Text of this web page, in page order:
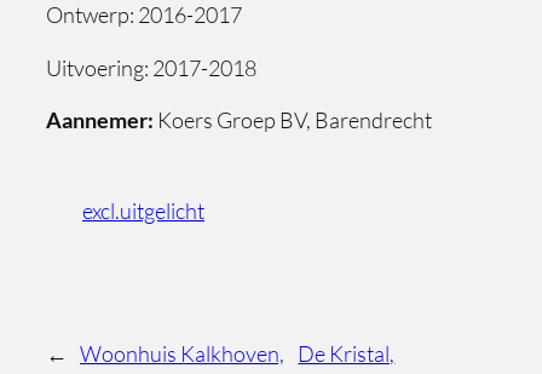
Ontwerp: 2016-2017
Uitvoering: 2017-2018
Aannemer: Koers Groep BV, Barendrecht
excl.uitgelicht
← Woonhuis Kalkhoven, De Kristal,